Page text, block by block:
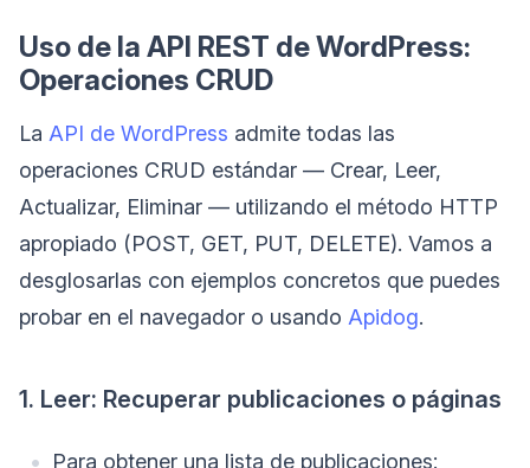
Uso de la API REST de WordPress:
Operaciones CRUD
La API de WordPress admite todas las
operaciones CRUD estándar — Crear, Leer,
Actualizar, Eliminar — utilizando el método HTTP
apropiado (POST, GET, PUT, DELETE). Vamos a
desglosarlas con ejemplos concretos que puedes
probar en el navegador o usando Apidog.
1. Leer: Recuperar publicaciones o páginas
Para obtener una lista de publicaciones: